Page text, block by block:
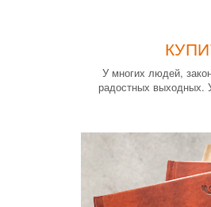
У многих людей,
радостных выходных.